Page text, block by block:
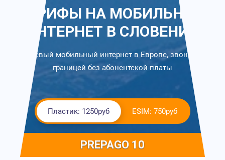
ТАРИФЫ НА МОБИЛЬНЫЙ
ИНТЕРНЕТ В СЛОВЕНИИ
Дешевый мобильный интернет в Европе, звонки за
границей без абонентской платы
Пластик: 1250руб ESIM: 750руб
PREPAGO 10